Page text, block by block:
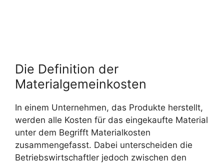
Die Definition der
Materialgemeinkosten
In einem Unternehmen, das Produkte herstellt,
werden alle Kosten für das eingekaufte Material
unter dem Begrifft Materialkosten
zusammengefasst. Dabei unterscheiden die
Betriebswirtschaftler jedoch zwischen den